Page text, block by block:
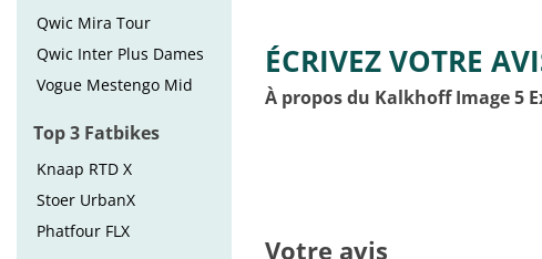
Qwic Mira Tour
Qwic Inter Plus Dames
Vogue Mestengo Mid
Top 3 Fatbikes
Knaap RTD X
Stoer UrbanX
Phatfour FLX
ÉCRIVEZ VOTRE
À propos du Kalkhoff Image 5
Votre avis